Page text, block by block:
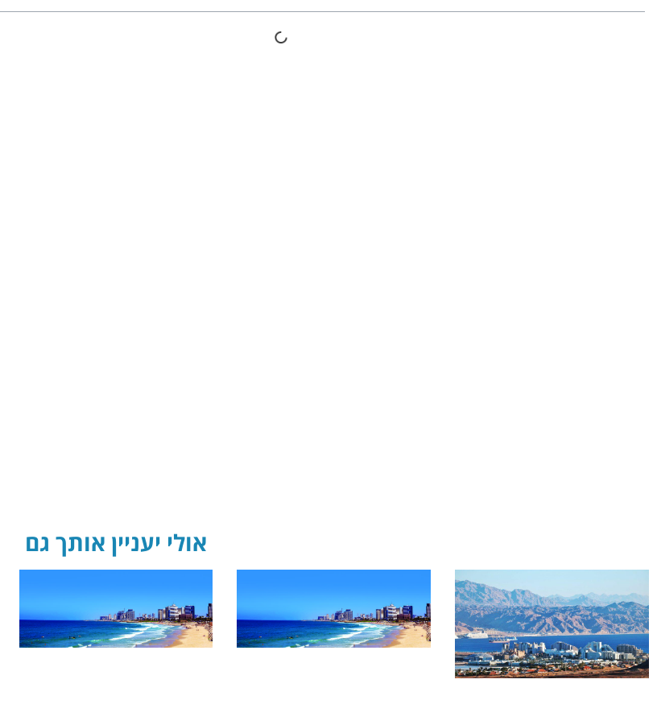
אולי יעניין אותך גם